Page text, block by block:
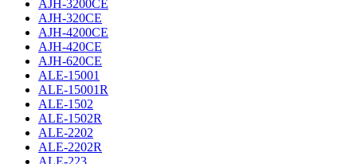
AJH-3200CE
AJH-320CE
AJH-4200CE
AJH-420CE
AJH-620CE
ALE-15001
ALE-15001R
ALE-1502
ALE-1502R
ALE-2202
ALE-2202R